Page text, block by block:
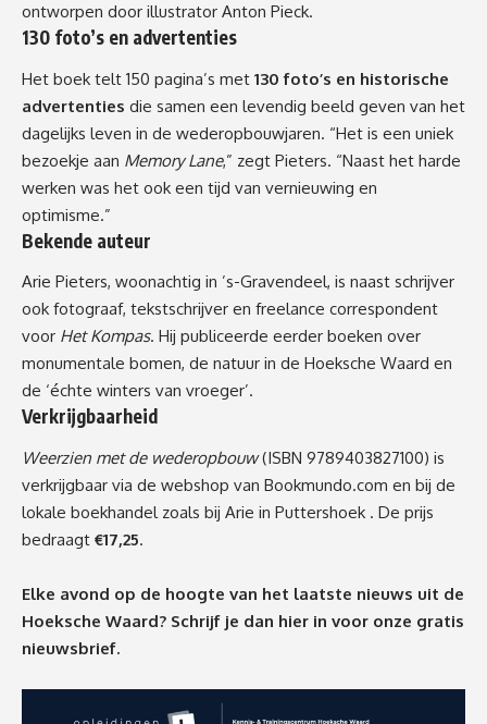
ontworpen door illustrator Anton Pieck.
130 foto’s en advertenties
Het boek telt 150 pagina’s met 130 foto’s en historische
advertenties die samen een levendig beeld geven van het
dagelijks leven in de wederopbouwjaren. “Het is een uniek
bezoekje aan Memory Lane,” zegt Pieters. “Naast het harde
werken was het ook een tijd van vernieuwing en
optimisme.”
Bekende auteur
Arie Pieters, woonachtig in ’s-Gravendeel, is naast schrijver
ook fotograaf, tekstschrijver en freelance correspondent
voor Het Kompas. Hij publiceerde eerder boeken over
monumentale bomen, de natuur in de Hoeksche Waard en
de ‘échte winters van vroeger’.
Verkrijgbaarheid
Weerzien met de wederopbouw(ISBN 9789403827100) is
verkrijgbaar via de webshop van Bookmundo.com en bij de
lokale boekhandel zoals bij Arie in Puttershoek . De prijs
bedraagt €17,25.
Elke avond op de hoogte van het laatste nieuws uit de
Hoeksche Waard? Schrijf je dan hier in voor onze gratis
nieuwsbrief.